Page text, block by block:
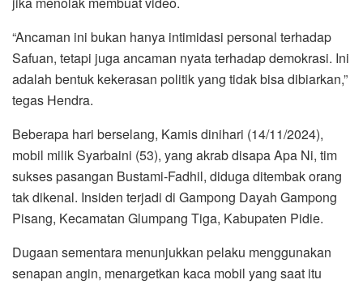
“Ancaman ini bukan hanya intimidasi personal terhadap
Safuan, tetapi juga ancaman nyata terhadap demokrasi. Ini
adalah bentuk kekerasan politik yang tidak bisa dibiarkan,”
tegas Hendra.
Beberapa hari berselang, Kamis dinihari (14/11/2024),
mobil milik Syarbaini (53), yang akrab disapa Apa Ni, tim
sukses pasangan Bustami-Fadhil, diduga ditembak orang
tak dikenal. Insiden terjadi di Gampong Dayah Gampong
Pisang, Kecamatan Glumpang Tiga, Kabupaten Pidie.
Dugaan sementara menunjukkan pelaku menggunakan
senapan angin, menargetkan kaca mobil yang saat itu